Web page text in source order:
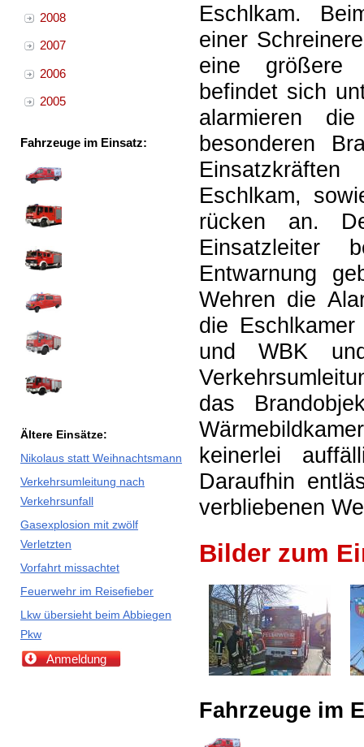
Eschlkam.
einer
eine größere
befindet sich
alarmieren
besonderen
Eschlkam,
rücken an.
Einsatzleiter
Entwarnung
Wehren die
die
und WBK
das
keinerlei
Daraufhin
verbliebenen
Bilder zum
Fahrzeuge im
2008
2007
2006
2005
Fahrzeuge im Einsatz:
Ältere Einsätze:
Nikolaus statt Weihnachtsmann
Verkehrsumleitung nach
Verkehrsunfall
Gasexplosion mit zwölf
Verletzten
Vorfahrt missachtet
Feuerwehr im Reisefieber
Lkw übersieht beim Abbiegen
Pkw
Anmeldung